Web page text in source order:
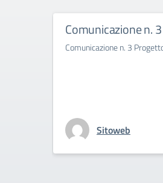
Comunicazione n.
Comunicazione n. 3
Sitoweb